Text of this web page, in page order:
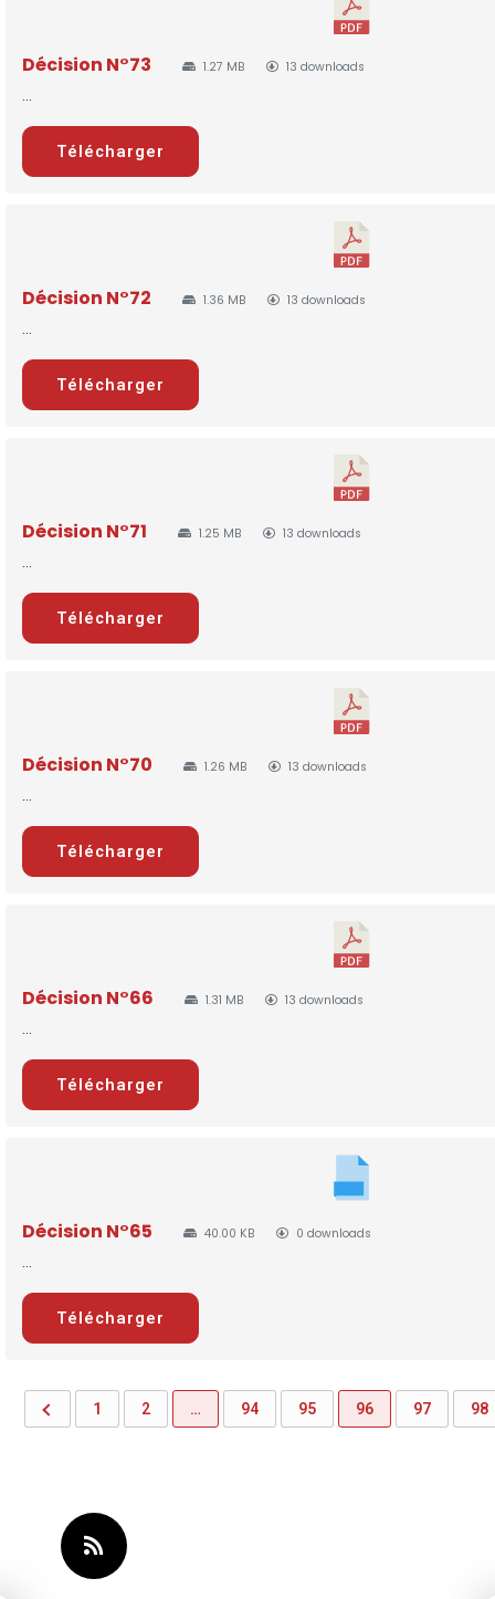
Décision N°73 1.27 MB 13 downloads
...
Télécharger
Décision N°72 1.36 MB 13 downloads
...
Télécharger
Décision N°71 1.25 MB 13 downloads
...
Télécharger
Décision N°70 1.26 MB 13 downloads
...
Télécharger
Décision N°66 1.31 MB 13 downloads
...
Télécharger
Décision N°65 40.00 KB 0 downloads
...
Télécharger
1 2 … 94 95 96 97 98